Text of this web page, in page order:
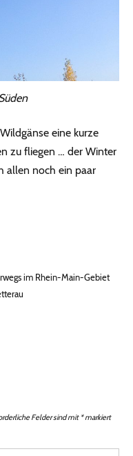
eine kurze
zu fliegen … der Winter
allen noch ein paar
im Rhein-Main-Gebiet
Felder sind mit *markiert